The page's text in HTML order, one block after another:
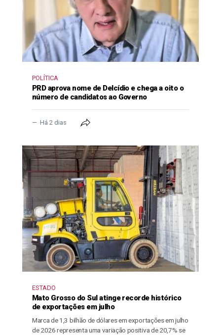
POLÍTICA
PRD aprova nome de Delcídio e chega a oito o
número de candidatos ao Governo
Há 2 dias
ESTADO
Mato Grosso do Sul atinge recorde histórico
de exportações em julho
Marca de 1,3 bilhão de dólares em exportações em julho
de 2026 representa uma variação positiva de 20,7% se